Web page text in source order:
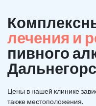
лечения и
пивного
Цены в нашей клинике
также местоположения.